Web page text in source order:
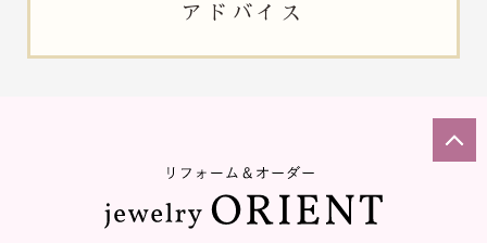
アドバイス